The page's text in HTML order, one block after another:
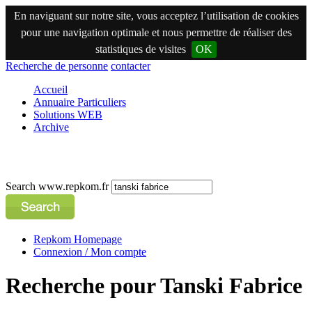
En naviguant sur notre site, vous acceptez l’utilisation de cookies
pour une navigation optimale et nous permettre de réaliser des
statistiques de visites
OK
Recherche de personne contacter
Accueil
Annuaire Particuliers
Solutions WEB
Archive
Search www.repkom.fr
Repkom Homepage
Connexion / Mon compte
Recherche pour Tanski Fabrice